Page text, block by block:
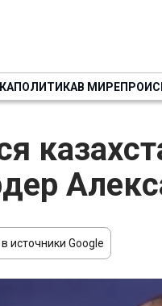
ПОЛИТИКАВ МИРЕ
источники Google